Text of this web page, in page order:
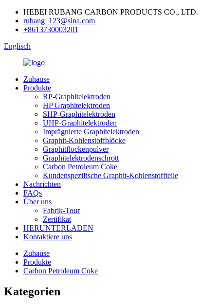
HEBEI RUBANG CARBON PRODUCTS CO., LTD.
rubang_123@sina.com
+8613730003201
Englisch
Zuhause
Produkte
RP-Graphitelektroden
HP Graphitelektroden
SHP-Graphitelektroden
UHP-Graphitelektroden
Imprägnierte Graphitelektroden
Graphit-Kohlenstoffblöcke
Graphitflockenpulver
Graphitelektrodenschrott
Carbon Petroleum Coke
Kundenspezifische Graphit-Kohlenstoffteile
Nachrichten
FAQs
Über uns
Fabrik-Tour
Zertifikat
HERUNTERLADEN
Kontaktiere uns
Zuhause
Produkte
Carbon Petroleum Coke
Kategorien